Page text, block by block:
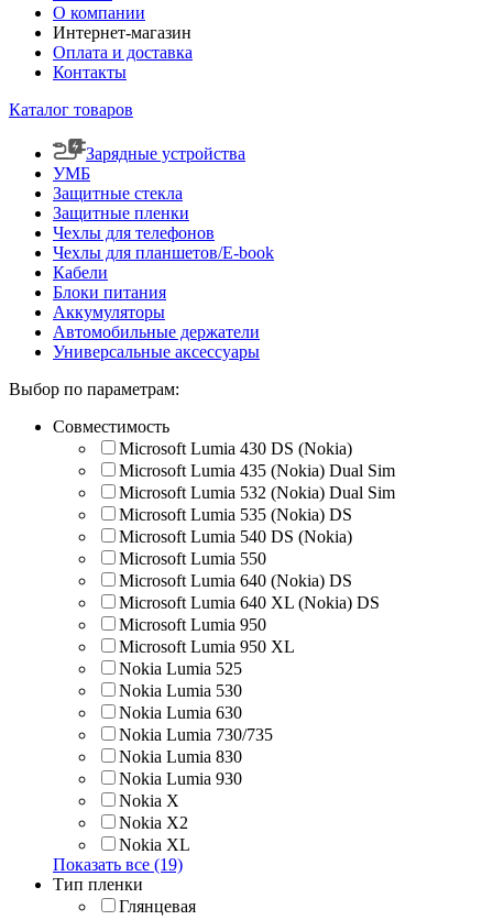
О компании
Интернет-магазин
Оплата и доставка
Контакты
Каталог товаров
Зарядные устройства
УМБ
Защитные стекла
Защитные пленки
Чехлы для телефонов
Чехлы для планшетов/E-book
Кабели
Блоки питания
Аккумуляторы
Автомобильные держатели
Универсальные аксессуары
Выбор по параметрам:
Совместимость
Microsoft Lumia 430 DS (Nokia)
Microsoft Lumia 435 (Nokia) Dual Sim
Microsoft Lumia 532 (Nokia) Dual Sim
Microsoft Lumia 535 (Nokia) DS
Microsoft Lumia 540 DS (Nokia)
Microsoft Lumia 550
Microsoft Lumia 640 (Nokia) DS
Microsoft Lumia 640 XL (Nokia) DS
Microsoft Lumia 950
Microsoft Lumia 950 XL
Nokia Lumia 525
Nokia Lumia 530
Nokia Lumia 630
Nokia Lumia 730/735
Nokia Lumia 830
Nokia Lumia 930
Nokia X
Nokia X2
Nokia XL
Показать все (19)
Тип пленки
Глянцевая